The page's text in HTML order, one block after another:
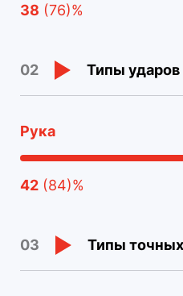
38 (76)%
02 Типы ударов
Рука
42 (84)%
03 Типы